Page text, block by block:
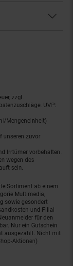
zzgl.
UVP:
Mengeneinheit)
unseren zuvor
Irrtümer vorbehalten.
wegen des
sein.
Sortiment ab einem
Multimedia,
sowie gesondert
und Filial-
für den
Nur ein Gutschein
ausgezahlt. Nicht mit
Aktionen)